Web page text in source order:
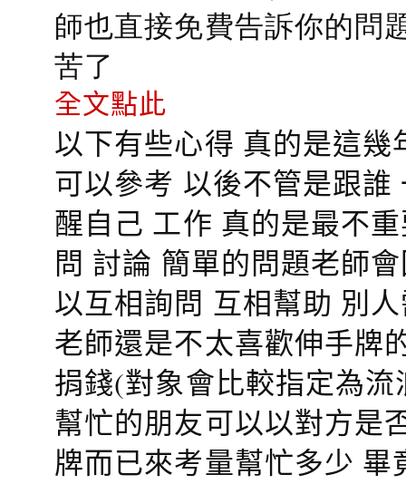
師也直接免費告訴你的問
苦了
全文點此
以下有些心得 真的是這
可以參考 以後不管是跟
醒自己 工作 真的是最不
問 討論 簡單的問題老師
以互相詢問 互相幫助 別
老師還是不太喜歡伸手牌
捐錢(對象會比較指定為
幫忙的朋友可以以對方是
牌而已來考量幫忙多少